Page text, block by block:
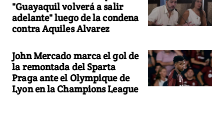
"Guayaquil volverá a salir
adelante" luego de la condena
contra Aquiles Alvarez
John Mercado marca el gol de
la remontada del Sparta
Praga ante el Olympique de
Lyon en la Champions League